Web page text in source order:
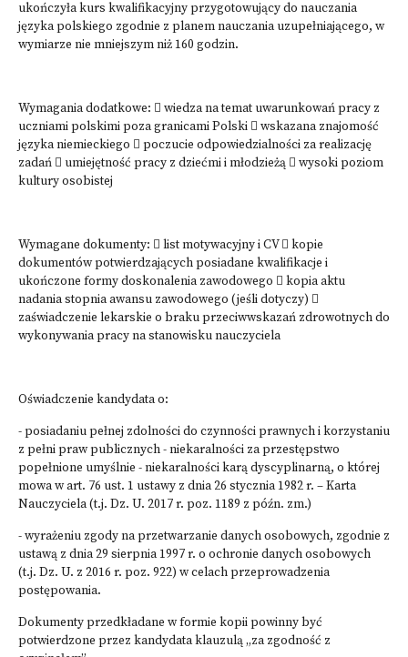
ukończyła kurs kwalifikacyjny przygotowujący do nauczania
języka polskiego zgodnie z planem nauczania uzupełniającego, w
wymiarze nie mniejszym niż 160 godzin.
Wymagania dodatkowe:  wiedza na temat uwarunkowań pracy z
uczniami polskimi poza granicami Polski  wskazana znajomość
języka niemieckiego  poczucie odpowiedzialności za realizację
zadań  umiejętność pracy z dziećmi i młodzieżą  wysoki poziom
kultury osobistej
Wymagane dokumenty:  list motywacyjny i CV  kopie
dokumentów potwierdzających posiadane kwalifikacje i
ukończone formy doskonalenia zawodowego  kopia aktu
nadania stopnia awansu zawodowego (jeśli dotyczy) 
zaświadczenie lekarskie o braku przeciwwskazań zdrowotnych do
wykonywania pracy na stanowisku nauczyciela
Oświadczenie kandydata o:
- posiadaniu pełnej zdolności do czynności prawnych i korzystaniu
z pełni praw publicznych - niekaralności za przestępstwo
popełnione umyślnie - niekaralności karą dyscyplinarną, o której
mowa w art. 76 ust. 1 ustawy z dnia 26 stycznia 1982 r. – Karta
Nauczyciela (t.j. Dz. U. 2017 r. poz. 1189 z późn. zm.)
- wyrażeniu zgody na przetwarzanie danych osobowych, zgodnie z
ustawą z dnia 29 sierpnia 1997 r. o ochronie danych osobowych
(t.j. Dz. U. z 2016 r. poz. 922) w celach przeprowadzenia
postępowania.
Dokumenty przedkładane w formie kopii powinny być
potwierdzone przez kandydata klauzulą „za zgodność z